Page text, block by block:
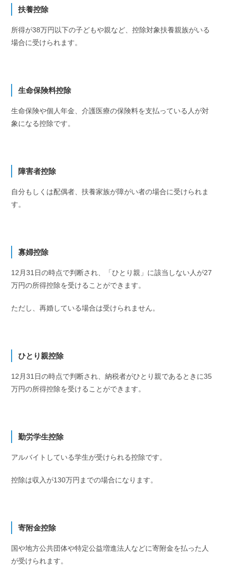
扶養控除
所得が38万円以下の子どもや親など、控除対象扶養親族がいる
場合に受けられます。
生命保険料控除
生命保険や個人年金、介護医療の保険料を支払っている人が対
象になる控除です。
障害者控除
自分もしくは配偶者、扶養家族が障がい者の場合に受けられま
す。
寡婦控除
12月31日の時点で判断され、「ひとり親」に該当しない人が27
万円の所得控除を受けることができます。
ただし、再婚している場合は受けられません。
ひとり親控除
12月31日の時点で判断され、納税者がひとり親であるときに35
万円の所得控除を受けることができます。
勤労学生控除
アルバイトしている学生が受けられる控除です。
控除は収入が130万円までの場合になります。
寄附金控除
国や地方公共団体や特定公益増進法人などに寄附金を払った人
が受けられます。